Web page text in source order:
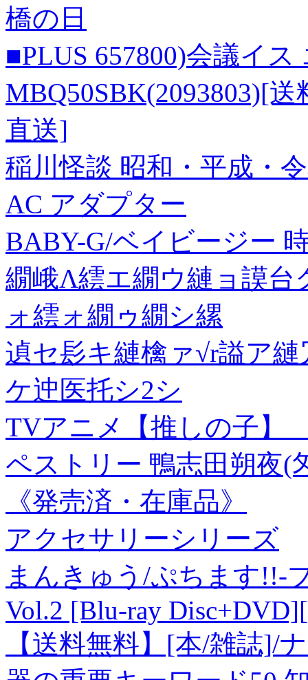
橋の日
■PLUS 657800)会議イ
MBQ50SBK(2093803)[
直送]
稲川怪談 昭和・平成・
AC アダプター
BABY-G/ベイビージー
繝峨Λ繧エ繝ウ縺ョ謨台
ォ繧ォ繝ゥ繝シ縲
遉セ髟キ縺檎ァ√r謚ア
ケ迚医托シ2シ
TVアニメ【推しの子】
ペストリー 鴨志田朔夜(
《発売済・在庫品》
アクセサリーシリーズ
まんきゅう/ぷちます!!-
Vol.2 [Blu-ray
【送料無料】[本/雑誌]/